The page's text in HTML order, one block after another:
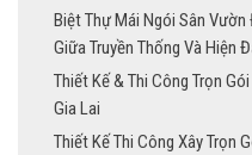
Biệt Thự Mái Ngói Sân Vườn
Giữa Truyền Thống Và Hiện
Thiết Kế & Thi Công Trọn
Gia Lai
Thiết Kế Thi Công Xây Trọn